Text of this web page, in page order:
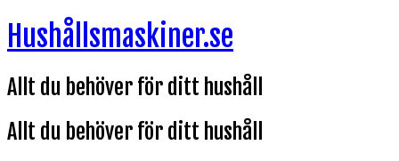
Hoppa
till
Hushållsmaskiner.se
Allt du behöver för ditt hushåll
Allt du behöver för ditt hushåll